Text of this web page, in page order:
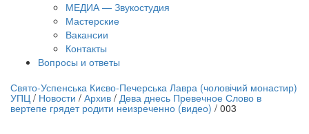
МЕДИА — Звукостудия
Мастерские
Вакансии
Контакты
Вопросы и ответы
трансляция | 12 сентября
трансляции
Свято-Успенська Києво-Печерська Лавра (чоловічий монастир)
УПЦ / Новости / Архив / Дева днесь Превечное Слово в
вертепе грядет родити неизреченно (видео) / 003